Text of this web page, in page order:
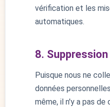
vérification et les
automatiques.
8.
Puisque nous ne
données
même, il n'y a pas